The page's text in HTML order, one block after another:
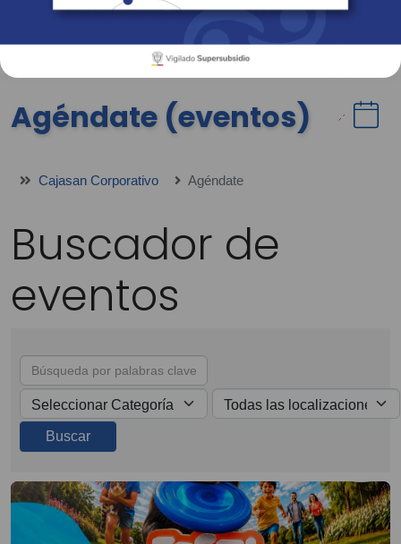
Revista Fácil Vivir
Sedes Directorio Servicios En Línea
Agéndate (eventos)
Cajasan Corporativo Agéndate
Buscador de
eventos